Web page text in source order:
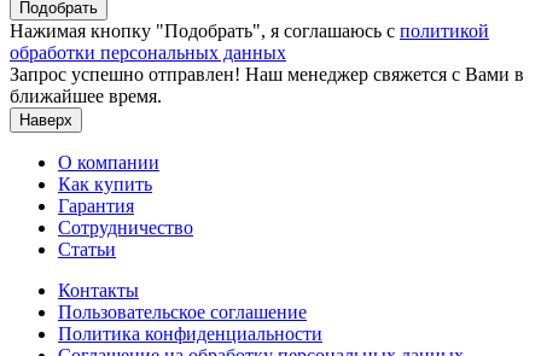
Подобрать
Нажимая кнопку "Подобрать", я соглашаюсь с политикой
обработки персональных данных
Запрос успешно отправлен! Наш менеджер свяжется с Вами в
ближайшее время.
Наверх
О компании
Как купить
Гарантия
Сотрудничество
Статьи
Контакты
Пользовательское соглашение
Политика конфиденциальности